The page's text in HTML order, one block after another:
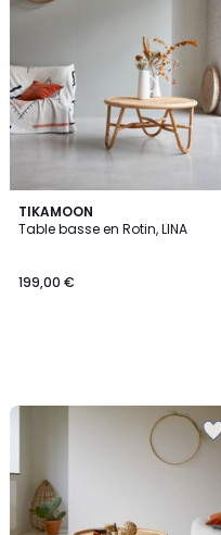
TIKAMOON
Table basse en Rotin, LINA
199,00 €